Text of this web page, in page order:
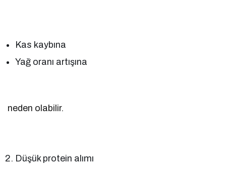
Kas kaybına
Yağ oranı artışına
neden olabilir.
Düşük protein alımı